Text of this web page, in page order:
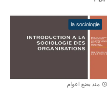
la sociologie
منذ بضع اعوام